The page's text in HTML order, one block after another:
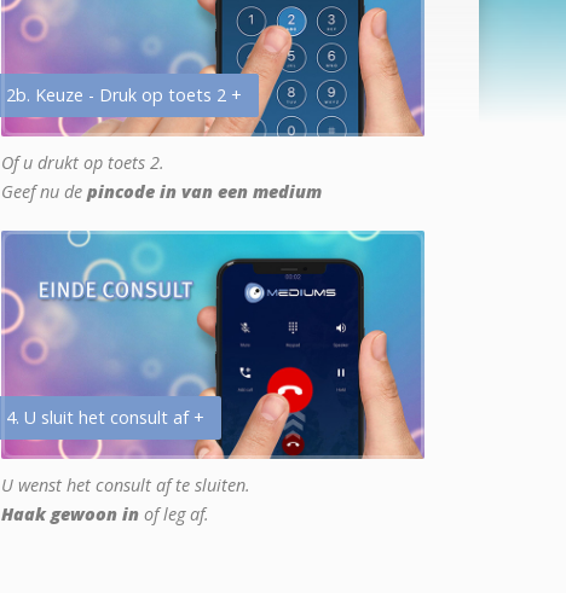
2b. Keuze - Druk op toets 2 +
Of u drukt op toets 2.
Geef nu de pincode in van een medium
4. U sluit het consult af +
U wenst het consult af te sluiten.
Haak gewoon in of leg af.